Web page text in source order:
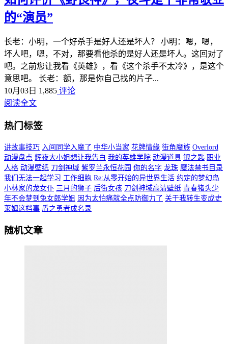
的“演员”
长老：小明，一个好杀手是好人还是坏人？ 小明：嗯，嗯，
坏人吧，嗯，不对，那要看他杀的是好人还是坏人。这回对了
吧。之前您让我看《英雄》，看《这个杀手不太冷》，是这个
意思吧。 长老：额，那是你自己找的片子...
10月03日 1,885 评论
阅读全文
热门标签
讲故事技巧 入间同学入魔了 中华小当家 花牌情缘 街角魔族 Overlord
动漫盘点 辉夜大小姐想让我告白 我的英雄学院 动漫道具 银之匙 职业
人格 动漫壁纸 刀剑神域 紫罗兰永恒花园 你的名字 龙珠 魔法禁书目录
我们无法一起学习 工作细胞 Re:从零开始的异世界生活 约定的梦幻岛
小林家的龙女仆 三月的狮子 后街女孩 刀剑神域高清壁纸 青春猪头少
年不会梦到兔女郎学姐 因为太怕痛就全点防御力了 关于我转生变成史
莱姆这档事 盾之勇者成名录
随机文章